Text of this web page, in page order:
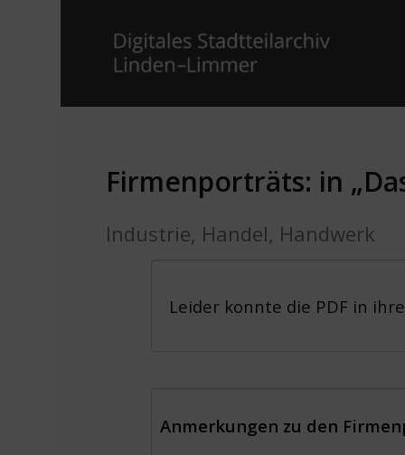
Firmenporträts: in
Industrie, Handel, Handwerk
Leider konnte die PDF in
Anmerkungen zu den